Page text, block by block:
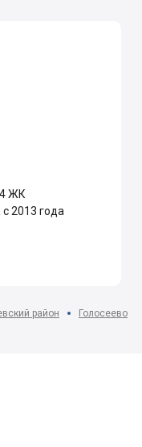
ЖК
2013 года
район Голосеево